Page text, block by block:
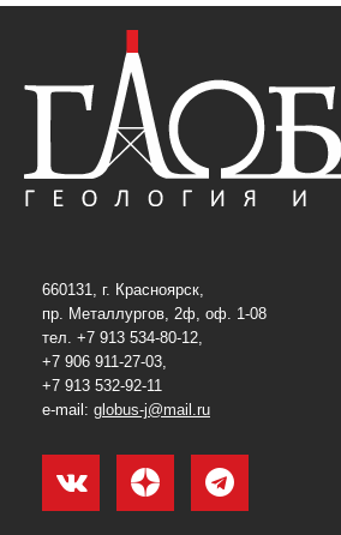
660131, г. Красноярск,
пр. Металлургов, 2ф, оф. 1-08
тел. +7 913 534-80-12,
+7 906 911-27-03,
+7 913 532-92-11
e-mail: globus-j@mail.ru